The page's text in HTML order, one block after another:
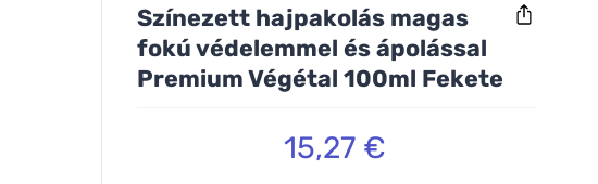
Színezett hajpakolás magas
fokú védelemmel és ápolással
Premium Végétal 100ml Fekete
15,27 €